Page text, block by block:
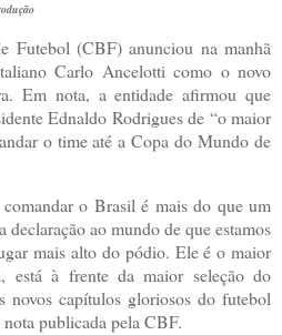
Futebol (CBF) anunciou na manhã
Carlo Ancelotti como o novo
Em nota, a entidade afirmou que
Ednaldo Rodrigues de “o maior
o time até a Copa do Mundo de
o Brasil é mais do que um
ao mundo de que estamos
mais alto do pódio. Ele é o maior
está à frente da maior seleção do
novos capítulos gloriosos do futebol
publicada pela CBF.